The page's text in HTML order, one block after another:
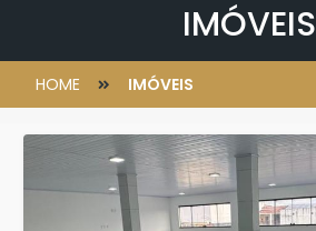
IMÓVEIS
HOME IMÓVEIS